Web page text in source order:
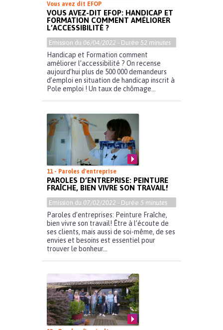
Vous avez dit EFOP
VOUS AVEZ-DIT EFOP: HANDICAP ET
FORMATION COMMENT AMÉLIORER
L’ACCESSIBILITÉ ?
Emission du 06/04/2022 - Durée 52 minutes
Handicap et Formation comment
améliorer l’accessibilité ? On recense
aujourd’hui plus de 500 000 demandeurs
d’emploi en situation de handicap inscrit à
Pole emploi ! Un taux de chômage...
11 - Paroles d'entreprise
PAROLES D’ENTREPRISE: PEINTURE
FRAÎCHE, BIEN VIVRE SON TRAVAIL!
Emission du 07/02/2022 - Durée 5 minutes
Paroles d’entreprises: Peinture Fraîche,
bien vivre son travail! Être à l’écoute de
ses clients, mais aussi de soi-même, de ses
envies et besoins est essentiel pour
trouver le bonheur...